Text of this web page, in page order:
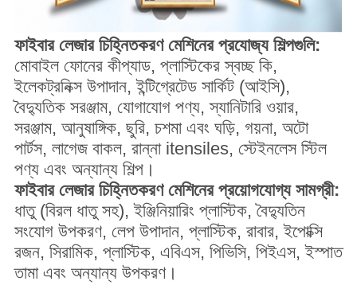
ফাইবার লেজার চিহ্নিতকরণ মেশিনের প্রযোজ্য শিল্পগুলি:
মোবাইল ফোনের কীপ্যাড, প্লাস্টিকের স্বচ্ছ কি,
ইলেকট্রনিক্স উপাদান, ইন্টিগ্রেটেড সার্কিট (আইসি),
বৈদ্যুতিক সরঞ্জাম, যোগাযোগ পণ্য, স্যানিটারি ওয়ার,
সরঞ্জাম, আনুষাঙ্গিক, ছুরি, চশমা এবং ঘড়ি, গয়না, অটো
পার্টস, লাগেজ বাকল, রান্না itensiles, স্টেইনলেস স্টিল
পণ্য এবং অন্যান্য শিল্প।
ফাইবার লেজার চিহ্নিতকরণ মেশিনের প্রয়োগযোগ্য সামগ্রী:
ধাতু (বিরল ধাতু সহ), ইঞ্জিনিয়ারিং প্লাস্টিক, বৈদ্যুতিন
সংযোগ উপকরণ, লেপ উপাদান, প্লাস্টিক, রাবার, ইপোক্সি
রজন, সিরামিক, প্লাস্টিক, এবিএস, পিভিসি, পিইএস, ইস্পাত
তামা এবং অন্যান্য উপকরণ।